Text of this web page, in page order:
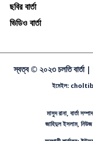
ছবির বার্তা
ভিডিও বার্তা
স্বত্ব © ২০২৩ চলতি বার্তা |
ইমেইল:
মাসুদ রানা, বার্তা
জাহিদুল ইসলাম,